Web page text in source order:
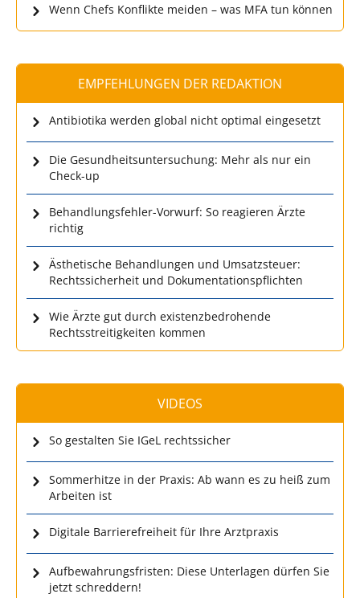
Wenn Chefs Konflikte meiden – was MFA tun können
EMPFEHLUNGEN DER REDAKTION
Antibiotika werden global nicht optimal eingesetzt
Die Gesundheitsuntersuchung: Mehr als nur ein
Check-up
Behandlungsfehler-Vorwurf: So reagieren Ärzte
richtig
Ästhetische Behandlungen und Umsatzsteuer:
Rechtssicherheit und Dokumentationspflichten
Wie Ärzte gut durch existenzbedrohende
Rechtsstreitigkeiten kommen
VIDEOS
So gestalten Sie IGeL rechtssicher
Sommerhitze in der Praxis: Ab wann es zu heiß zum
Arbeiten ist
Digitale Barrierefreiheit für Ihre Arztpraxis
Aufbewahrungsfristen: Diese Unterlagen dürfen Sie
jetzt schreddern!